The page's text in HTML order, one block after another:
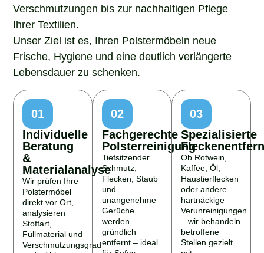
Verschmutzungen bis zur nachhaltigen Pflege
Ihrer Textilien.
Unser Ziel ist es, Ihren Polstermöbeln neue
Frische, Hygiene und eine deutlich verlängerte
Lebensdauer zu schenken.
01
Individuelle
Beratung
&
Materialanalyse
Wir prüfen Ihre
Polstermöbel
direkt vor Ort,
analysieren
Stoffart,
Füllmaterial und
Verschmutzungsgrad
02
Fachgerechte
Polsterreinigung
Tiefsitzender
Schmutz,
Flecken, Staub
und
unangenehme
Gerüche
werden
gründlich
entfernt – ideal
03
Spezialisierte
Ob Rotwein,
Kaffee, Öl,
Haustierflecken
oder andere
hartnäckige
Verunreinigungen
– wir behandeln
betroffene
Stellen gezielt